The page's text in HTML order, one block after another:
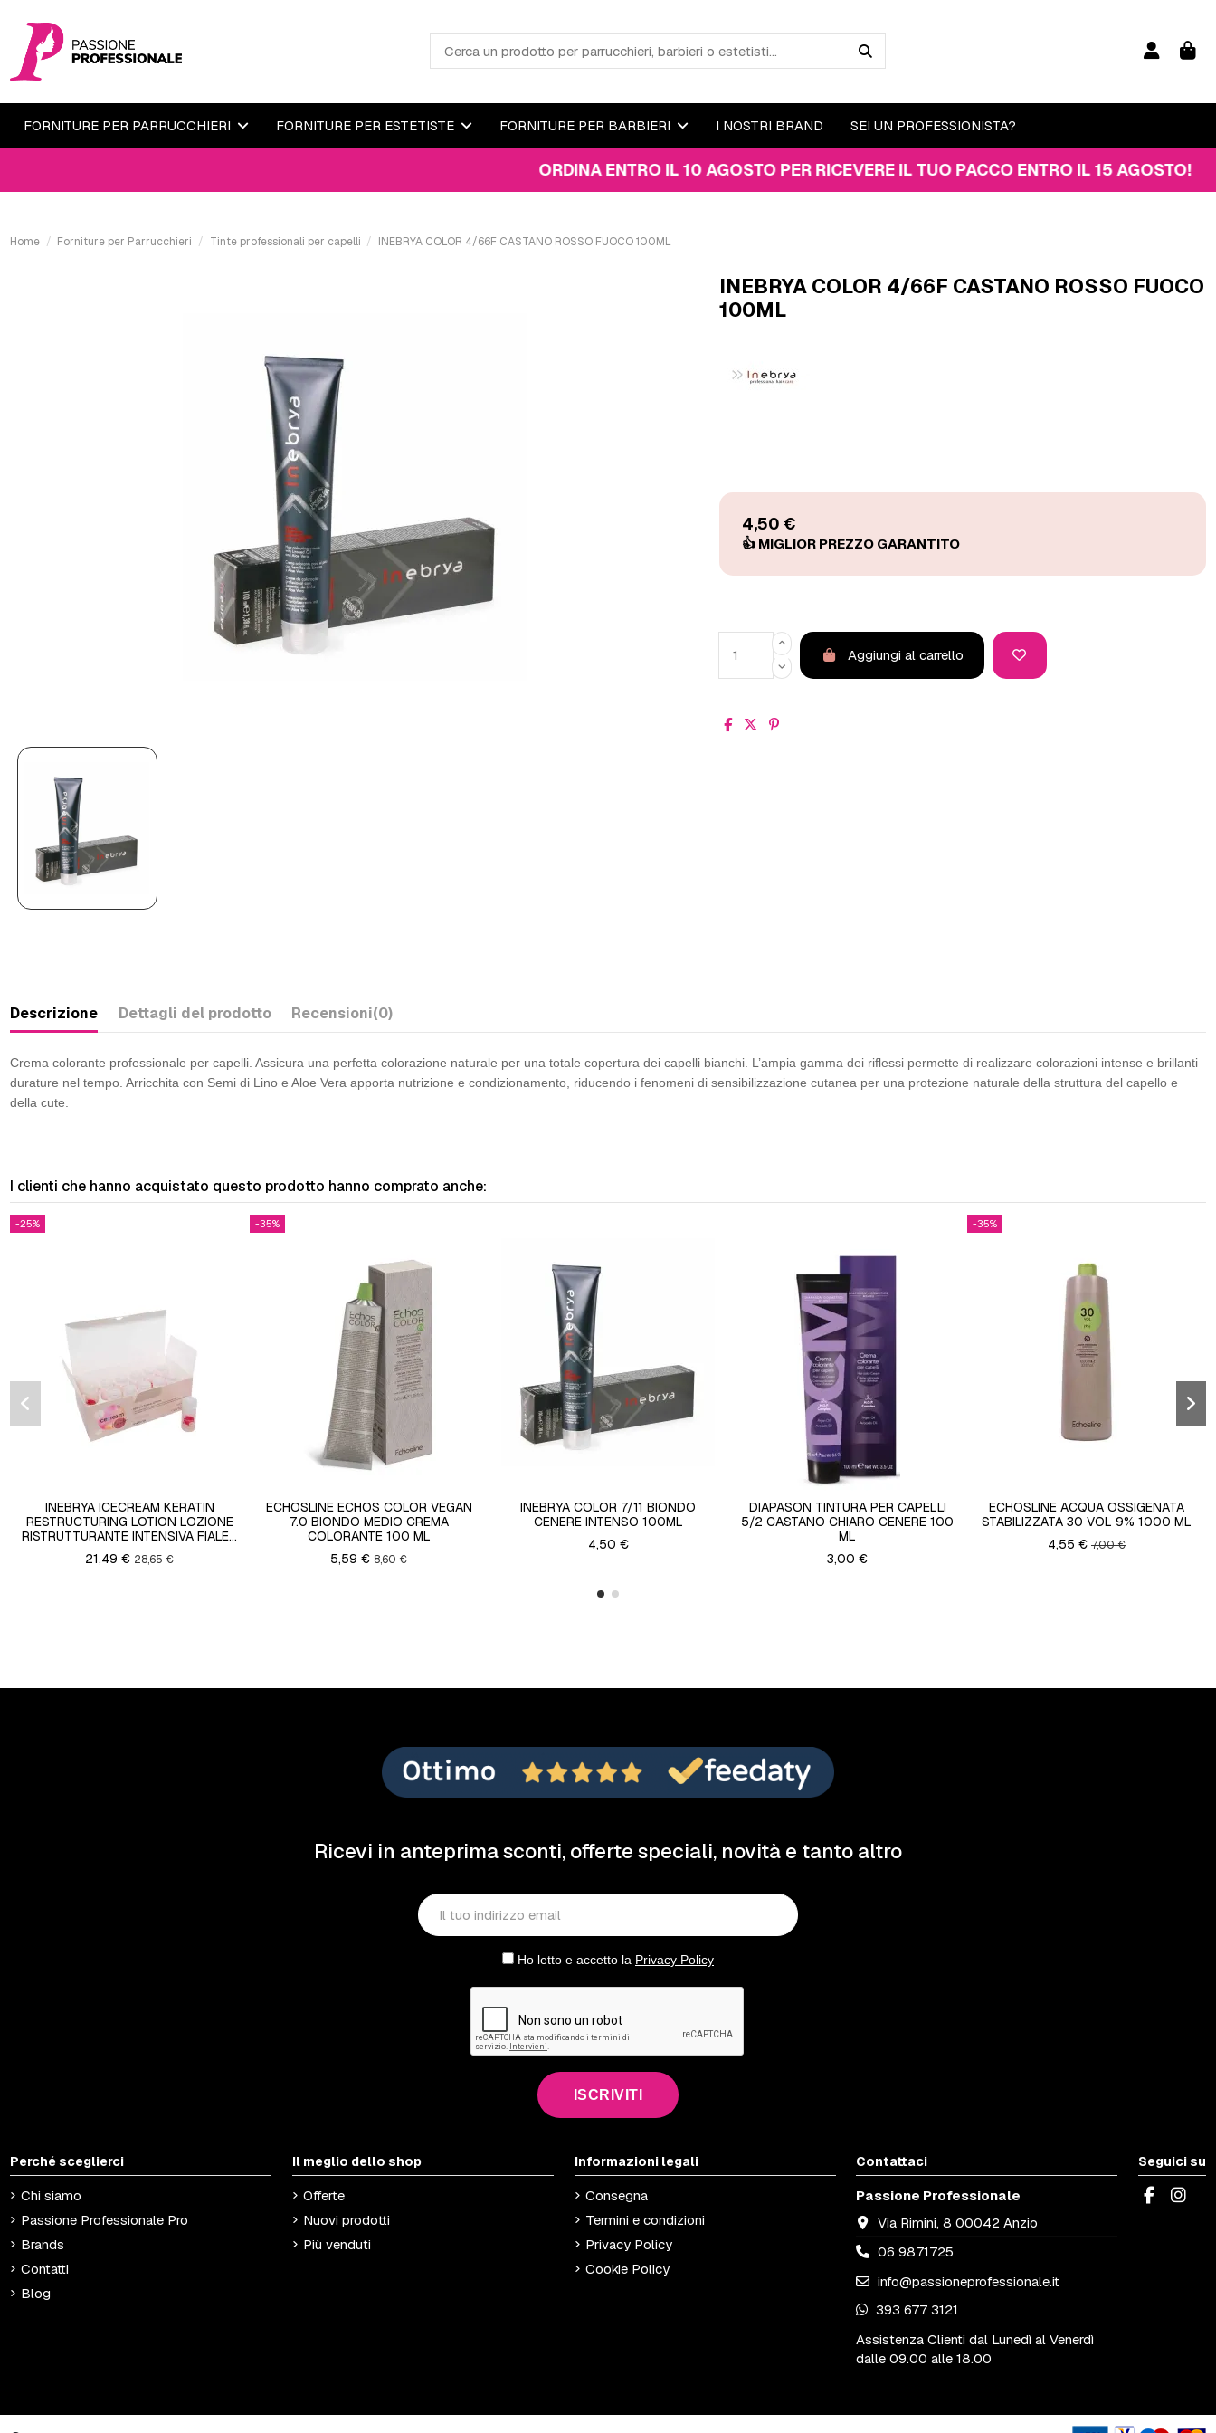
FORNITURE PER PARRUCCHIERI FORNITURE PER ESTETISTE FORNITURE PER BARBIERI I NOSTRI BRAND SEI UN PROFESSIONISTA?
ORDINA ENTRO IL 10 AGOSTO PER RICEVERE IL TUO PACCO ENTRO IL 15 AGOSTO!
Home Forniture per Parrucchieri Tinte professionali per capelli INEBRYA COLOR 4/66F CASTANO ROSSO FUOCO 100ML
INEBRYA COLOR 4/66F CASTANO ROSSO FUOCO
100ML
4,50 €
Aggiungi al carrello
Descrizione Dettagli del prodotto Recensioni(0)
Crema colorante professionale per capelli. Assicura una perfetta colorazione naturale per una totale copertura dei capelli bianchi. L’ampia gamma dei riflessi permette di realizzare colorazioni intense e brillanti
durature nel tempo. Arricchita con Semi di Lino e Aloe Vera apporta nutrizione e condizionamento, riducendo i fenomeni di sensibilizzazione cutanea per una protezione naturale della struttura del capello e
della cute.
I clienti che hanno acquistato questo prodotto hanno comprato anche:
-25%
INEBRYA ICECREAM KERATIN
RESTRUCTURING LOTION LOZIONE
RISTRUTTURANTE INTENSIVA FIALE...
21,49 €28,65 €
-35%
ECHOSLINE ECHOS COLOR VEGAN
7.0 BIONDO MEDIO CREMA
COLORANTE 100 ML
5,59 €8,60 €
INEBRYA COLOR 7/11 BIONDO
CENERE INTENSO 100ML
4,50 €
DIAPASON TINTURA PER CAPELLI
5/2 CASTANO CHIARO CENERE 100
ML
3,00 €
-35%
ECHOSLINE ACQUA OSSIGENATA
STABILIZZATA 30 VOL 9% 1000 ML
4,55 € 7,00 €
Ricevi in anteprima sconti, offerte speciali, novità e tanto altro
Ho letto e accetto la Privacy Policy
ISCRIVITI
Perché sceglierci
Chi siamo
Passione Professionale Pro
Brands
Contatti
Blog
Il meglio dello shop
Offerte
Nuovi prodotti
Più venduti
Informazioni legali
Consegna
Termini e condizioni
Privacy Policy
Cookie Policy
Contattaci
Passione Professionale
Via Rimini, 8 00042 Anzio
06 9871725
info@passioneprofessionale.it
393 677 3121
Assistenza Clienti dal Lunedì al Venerdì
dalle 09.00 alle 18.00
Seguici su